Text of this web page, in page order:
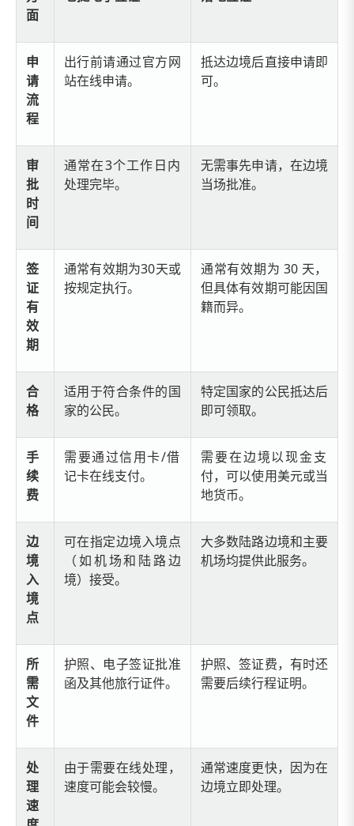
面
申
请
流
程
出行前请通过官方网
站在线申请。
抵达边境后直接申请即
可。
审
批
时
间
通常在3个工作日内
处理完毕。
无需事先申请，在边境
当场批准。
签
证
有
效
期
通常有效期为30天或
按规定执行。
通常有效期为 30 天，
但具体有效期可能因国
籍而异。
合
格
适用于符合条件的国
家的公民。
特定国家的公民抵达后
即可领取。
手
续
费
需要通过信用卡/借
记卡在线支付。
需要在边境以现金支
付，可以使用美元或当
地货币。
边
境
入
境
点
可在指定边境入境点
（如机场和陆路边
境）接受。
大多数陆路边境和主要
机场均提供此服务。
所
需
文
件
护照、电子签证批准
函及其他旅行证件。
护照、签证费，有时还
需要后续行程证明。
处
理
速
由于需要在线处理，
速度可能会较慢。
通常速度更快，因为在
边境立即处理。